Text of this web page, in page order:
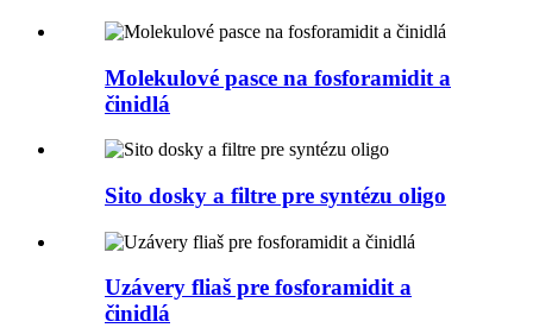
Molekulové pasce na fosforamidit a
činidlá
Sito dosky a filtre pre syntézu oligo
Uzávery fliaš pre fosforamidit a
činidlá